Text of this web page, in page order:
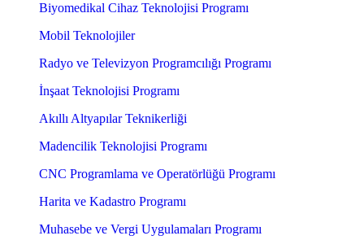
Biyomedikal Cihaz Teknolojisi Programı
Mobil Teknolojiler
Radyo ve Televizyon Programcılığı Programı
İnşaat Teknolojisi Programı
Akıllı Altyapılar Teknikerliği
Madencilik Teknolojisi Programı
CNC Programlama ve Operatörlüğü Programı
Harita ve Kadastro Programı
Muhasebe ve Vergi Uygulamaları Programı